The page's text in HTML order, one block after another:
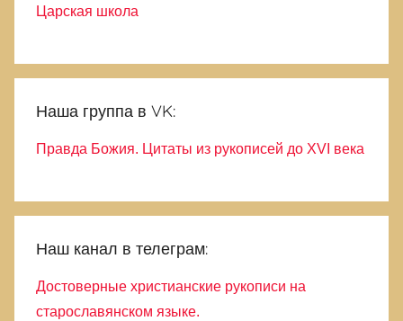
Царская школа
Наша группа в VK:
Правда Божия. Цитаты из рукописей до XVI века
Наш канал в телеграм:
Достоверные христианские рукописи на
старославянском языке.